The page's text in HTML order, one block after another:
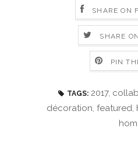
SHARE ON
SHARE
PIN
TAGS: 2017,
décoration, featured,